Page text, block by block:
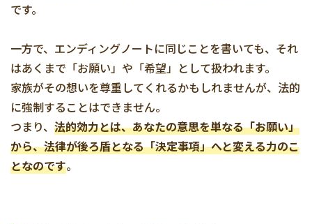
です。
一方で、エンディングノートに同じことを書いても、それ
はあくまで「お願い」や「希望」として扱われます。
家族がその想いを尊重してくれるかもしれませんが、法的
に強制することはできません。
つまり、 法的効力とは、あなたの意思を単なる「お願い」
から、法律が後ろ盾となる「決定事項」へと変える力のこ
となのです。